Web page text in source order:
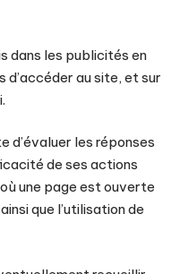
dans les publicités en
au site, et sur
d’évaluer les réponses
de ses actions
une page est ouverte
que l’utilisation de